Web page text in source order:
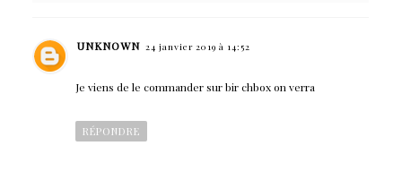
UNKNOWN 24 janvier 2019 à 14:52
Je viens de le commander sur bir chbox on verra
RÉPONDRE